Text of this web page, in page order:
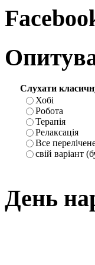
Слухати
Хобі
Робота
Терапія
Релаксація
Все
свій варіант
День